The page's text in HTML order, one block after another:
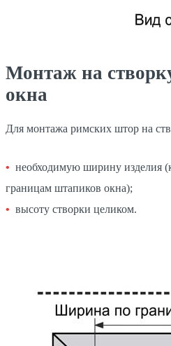
Монтаж на
окна
Для монтажа римских штор на
необходимую ширину изделия
границам штапиков окна);
высоту створки целиком.